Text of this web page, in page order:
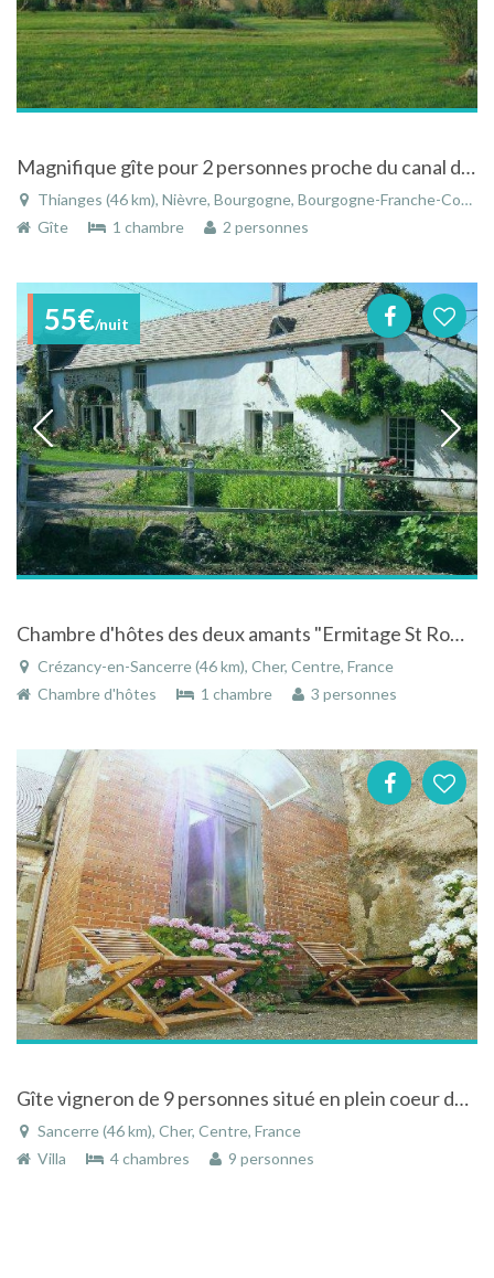
Magnifique gîte pour 2 personnes proche du canal du Nivernais au Tremblay en Bourgogne
Thianges (46 km), Nièvre, Bourgogne, Bourgogne-Franche-Comté, France
Gîte
1 chambre 2 personnes
55€/nuit
Chambre d'hôtes des deux amants "Ermitage St Romble" à Crézancy en Sancerre
Crézancy-en-Sancerre (46 km), Cher, Centre, France
Chambre d'hôtes
1 chambre 3 personnes
Gîte vigneron de 9 personnes situé en plein coeur de Sancerre
Sancerre (46 km), Cher, Centre, France
Villa
4 chambres 9 personnes